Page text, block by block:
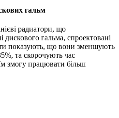
гальм
радиатори, що
дискового гальма, спроектовані
показують, що вони зменшують
та скорочують час
змогу працювати більш